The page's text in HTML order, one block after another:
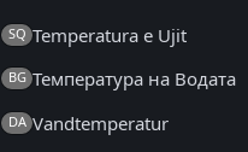
SQ Temperatura e Ujit
BG Температура на Водата
DA Vandtemperatur